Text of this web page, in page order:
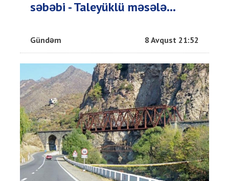
səbəbi - Taleyüklü məsələ...
Gündəm 8 Avqust 21:52